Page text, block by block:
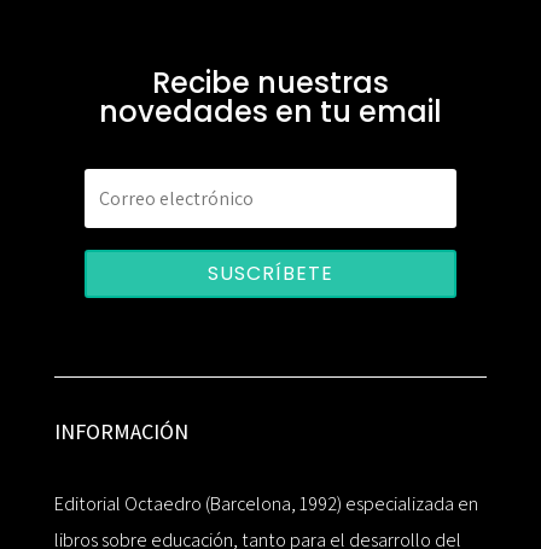
Recibe nuestras
novedades en tu email
SUSCRÍBETE
INFORMACIÓN
Editorial Octaedro (Barcelona, 1992) especializada en
libros sobre educación, tanto para el desarrollo del